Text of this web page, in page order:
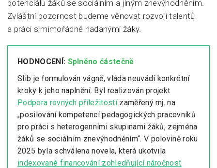
potenciálu žáků se sociálním a jiným znevýhodněním.
Zvláštní pozornost budeme věnovat rozvoji talentů
a práci s mimořádně nadanými žáky.
HODNOCENÍ: Splněno částečně
Slib je formulován vágně, vláda neuvádí konkrétní
kroky k jeho naplnění. Byl realizován projekt
Podpora rovných příležitostízaměřený mj. na
„posilování kompetencí pedagogických pracovníků
pro práci s heterogenními skupinami žáků, zejména
žáků se sociálním znevýhodněním“. V polovině roku
2025 byla schválena novela, která ukotvila
indexované financování zohledňující náročnost